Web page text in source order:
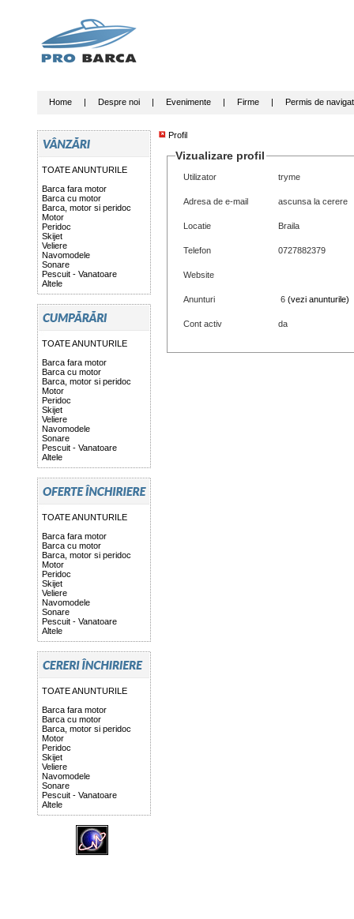
Home| Despre noi| Evenimente| Firme| Permis de
TOATE ANUNTURILE
Barca fara motor
Barca cu motor
Barca, motor si peridoc
Motor
Peridoc
Skijet
Veliere
Navomodele
Sonare
Pescuit - Vanatoare
Altele
TOATE ANUNTURILE
Barca fara motor
Barca cu motor
Barca, motor si peridoc
Motor
Peridoc
Skijet
Veliere
Navomodele
Sonare
Pescuit - Vanatoare
Altele
TOATE ANUNTURILE
Barca fara motor
Barca cu motor
Barca, motor si peridoc
Motor
Peridoc
Skijet
Veliere
Navomodele
Sonare
Pescuit - Vanatoare
Altele
TOATE ANUNTURILE
Barca fara motor
Barca cu motor
Barca, motor si peridoc
Motor
Peridoc
Skijet
Veliere
Navomodele
Sonare
Pescuit - Vanatoare
Altele
Profil
Vizualizare profil
Utilizator tryme
Adresa de e-mail ascunsa la cerere
Locatie Braila
Telefon 0727882379
Website
Anunturi 6 (vezi anunturile)
Cont activ da